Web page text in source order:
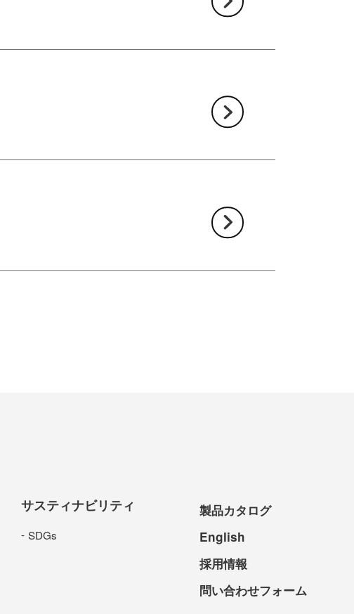
サスティナビリティ
SDGs
製品カタログ
English
採用情報
問い合わせフォーム